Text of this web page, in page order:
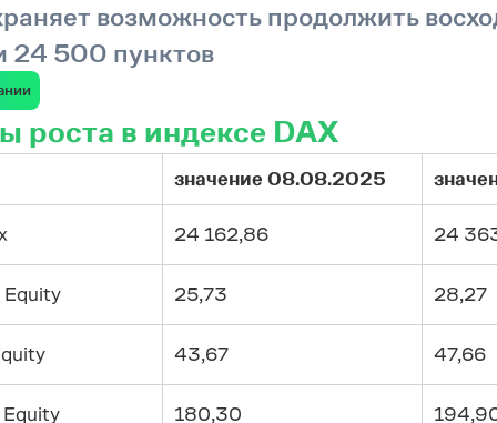
возможность продолжить
24 500 пунктов
роста в индексе DAX
значение 08.08.2025
24 162,86 24
Equity 25,73 28,27
43,67 47,66
Equity 180,30